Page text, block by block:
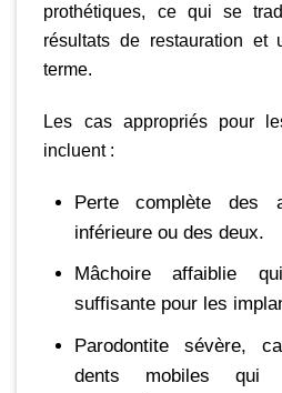
prothétiques, ce qui se
résultats de restauration et
terme.
Les cas appropriés pour
incluent :
Perte complète des
inférieure ou des deux.
Mâchoire affaiblie
suffisante pour les
Parodontite sévère,
dents mobiles qui